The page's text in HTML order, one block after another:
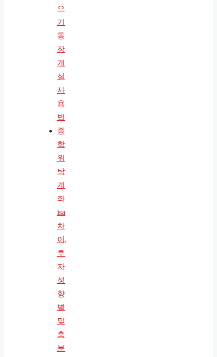
으
기
통
장
개
설
사
용
법
종
합
위
탁
계
좌
isa
차
이,
투
자
성
향
별
맞
춤
분